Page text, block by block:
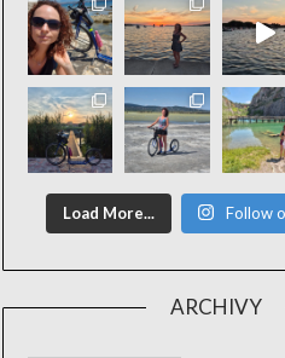
Load More... Follow
ARCHIVY